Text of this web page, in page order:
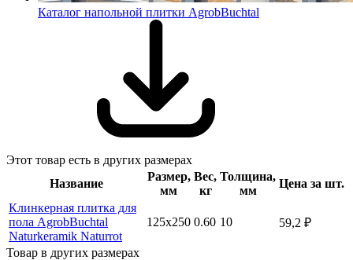
Каталог напольной плитки AgrobBuchtal
Этот товар есть в других размерах
Название
Размер,
мм
Вес,
кг
Толщина,
мм
Цена за шт.
Клинкерная плитка для
пола AgrobBuchtal
Naturkeramik Naturrot
125х250 0.60 10 59,2 ₽
Товар в других размерах